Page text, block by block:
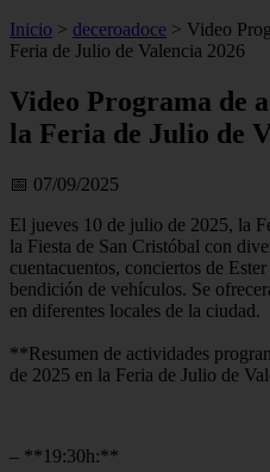
Inicio > deceroadoce > Video
Feria de Julio de Valencia 2026
Video Programa de
la Feria de Julio de
📅 07/09/2025
El jueves 10 de julio de 2025, la
la Fiesta de San Cristóbal con
cuentacuentos, conciertos de
bendición de vehículos. Se
en diferentes locales de la ciudad.
**Resumen de actividades
de 2025 en la Feria de Julio de
– **19:30h:**